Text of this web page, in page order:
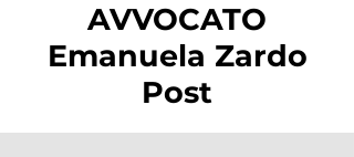
AVVOCATO
Emanuela Zardo
Post